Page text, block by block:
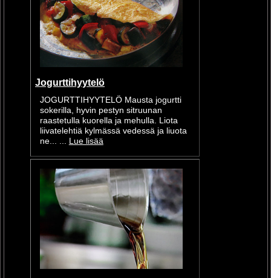
Jogurttihyytelö
JOGURTTIHYYTELÖ Mausta jogurtti
sokerilla, hyvin pestyn sitruunan
raastetulla kuorella ja mehulla. Liota
liivatelehtiä kylmässä vedessä ja liuota
ne... ... Lue lisää